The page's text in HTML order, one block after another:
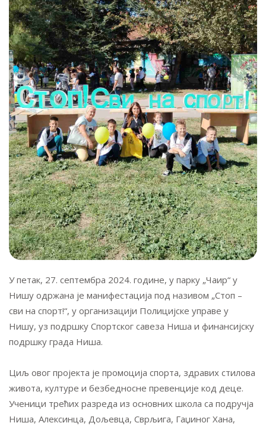
У петак, 27. септембра 2024. године, у парку „Чаир“ у
Нишу одржана је манифестација под називом „Стоп –
сви на спорт!“, у организацији Полицијске управе у
Нишу, уз подршку Спортског савеза Ниша и финансијску
подршку града Ниша.
Циљ овог пројекта је промоција спорта, здравих стилова
живота, културе и безбедносне превенције код деце.
Ученици трећих разреда из основних школа са подручја
Ниша, Алексинца, Дољевца, Сврљига, Гаџиног Хана,